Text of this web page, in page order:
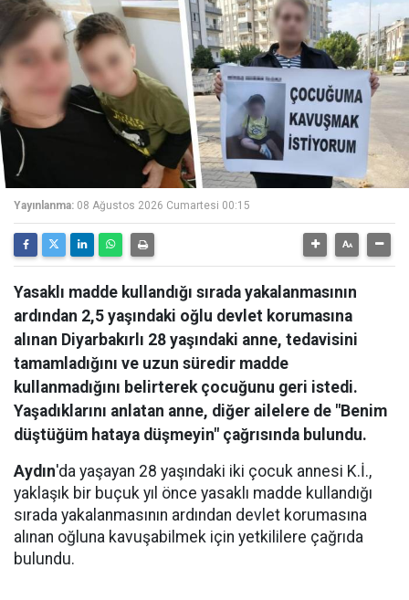
Yayınlanma: 08 Ağustos 2026 Cumartesi 00:15
Yasaklı madde kullandığı sırada yakalanmasının
ardından 2,5 yaşındaki oğlu devlet korumasına
alınan Diyarbakırlı 28 yaşındaki anne, tedavisini
tamamladığını ve uzun süredir madde
kullanmadığını belirterek çocuğunu geri istedi.
Yaşadıklarını anlatan anne, diğer ailelere de "Benim
düştüğüm hataya düşmeyin" çağrısında bulundu.
Aydın'da yaşayan 28 yaşındaki iki çocuk annesi K.İ.,
yaklaşık bir buçuk yıl önce yasaklı madde kullandığı
sırada yakalanmasının ardından devlet korumasına
alınan oğluna kavuşabilmek için yetkililere çağrıda
bulundu.